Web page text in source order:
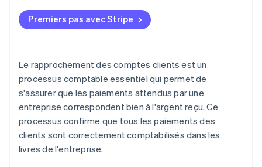
Créances irrécouvrables
Absence de processus de rapprochement
Préparation
Fréquence et calendrier
Processus de rapprochement
Réajustements et divergences
Premiers pas avec Stripe
Le rapprochement des comptes clients est un
processus comptable essentiel qui permet de
s'assurer que les paiements attendus par une
entreprise correspondent bien à l'argent reçu. Ce
processus confirme que tous les paiements des
clients sont correctement comptabilisés dans les
livres de l'entreprise.